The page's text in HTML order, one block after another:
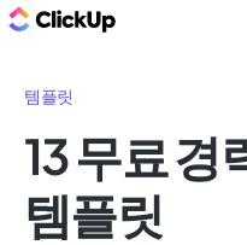
템플릿
13 무료 경
템플릿